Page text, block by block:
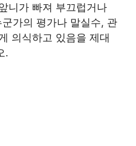
니가 빠져 부끄럽거나
가의 평가나 말실수, 관
의식하고 있음을 제대
.